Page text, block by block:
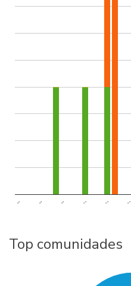
.. .. .. .. .. ..
Top comunidades